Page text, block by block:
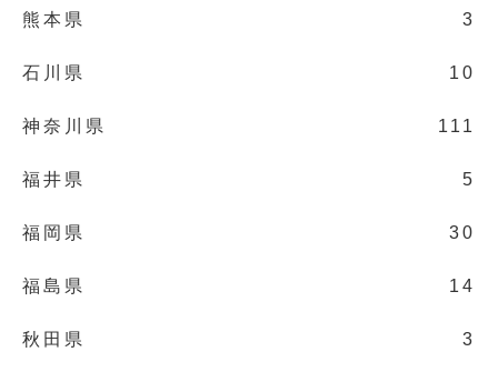
熊本県 3
石川県 10
神奈川県 111
福井県 5
福岡県 30
福島県 14
秋田県 3